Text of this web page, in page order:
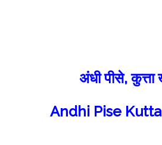
अंधी पीसे,कुत्ता
Andhi Pise